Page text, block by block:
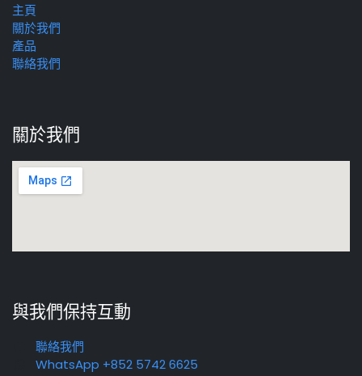
主頁
關於我們
產品
聯絡我們
關於我們
與我們保持互動
聯絡我們
WhatsApp +852 5742 6625